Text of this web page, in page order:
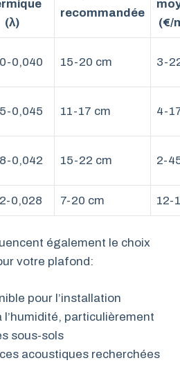
(λ)
recommandée
(€/
0,040 15-20 cm 3-
0,045 11-17 cm 4-
0,042 15-22 cm 2-
0,028 7-20 cm 12-
également le choix
votre plafond:
pour l’installation
l’humidité, particulièrement
sous-sols
acoustiques recherchées